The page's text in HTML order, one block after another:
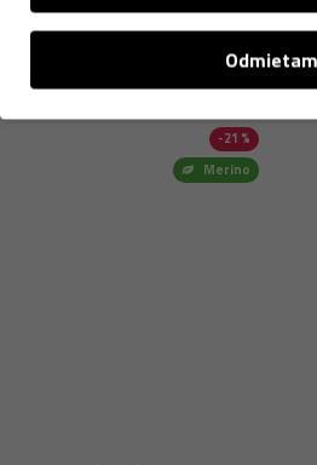
NAPOSLEDY
Merino
-21 %
Odmietam